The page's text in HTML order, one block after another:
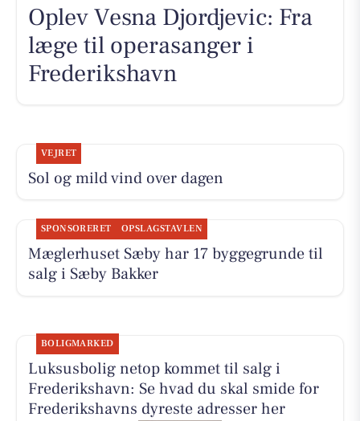
Oplev Vesna Djordjevic: Fra
læge til operasanger i
Frederikshavn
VEJRET
Sol og mild vind over dagen
SPONSORERET OPSLAGSTAVLEN
Mæglerhuset Sæby har 17 byggegrunde til
salg i Sæby Bakker
BOLIGMARKED
Luksusbolig netop kommet til salg i
Frederikshavn: Se hvad du skal smide for
Frederikshavns dyreste adresser her